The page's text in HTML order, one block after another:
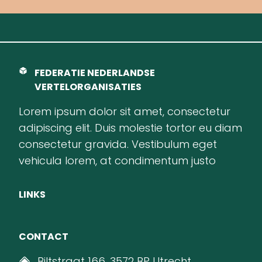
FEDERATIE NEDERLANDSE
VERTELORGANISATIES
Lorem ipsum dolor sit amet, consectetur
adipiscing elit. Duis molestie tortor eu diam
consectetur gravida. Vestibulum eget
vehicula lorem, at condimentum justo
LINKS
CONTACT